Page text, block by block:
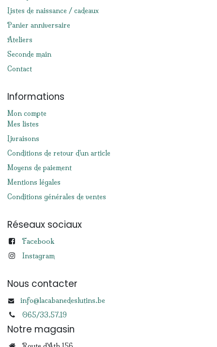
Listes de naissance / cadeaux
Panier anniversaire
Ateliers
Seconde main
Contact
Informations
Mon compte
Mes listes
Livraisons
Conditions de retour d'un article
Moyens de paiement
Mentions légales
Conditions générales de ventes
Réseaux sociaux
Facebook
Instagram
Nous contacter
info@lacabanedeslutins.be
065/33.57.19
Notre magasin